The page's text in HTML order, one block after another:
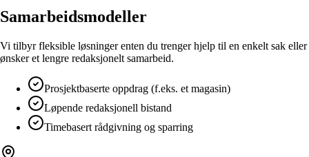
Samarbeidsmodeller
Vi tilbyr fleksible løsninger enten du trenger hjelp til en enkelt sak eller
ønsker et lengre redaksjonelt samarbeid.
Prosjektbaserte oppdrag (f.eks. et magasin)
Løpende redaksjonell bistand
Timebasert rådgivning og sparring